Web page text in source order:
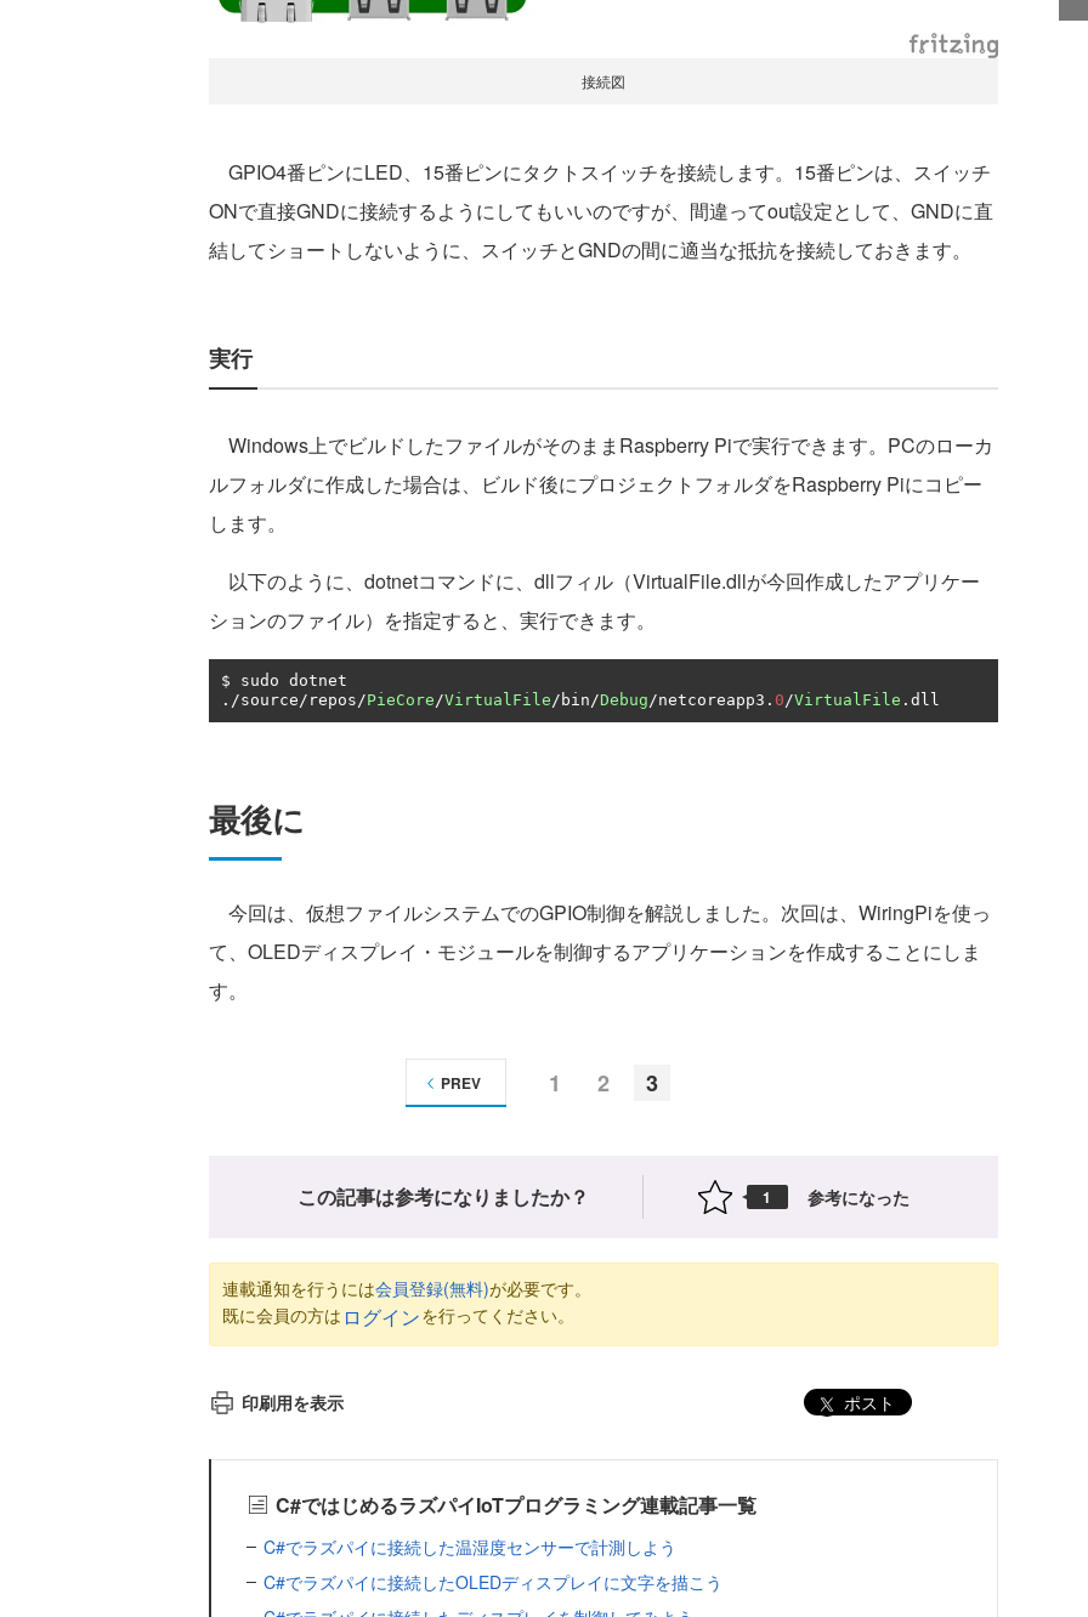
接続図
GPIO4番ピンにLED、15番ピンにタクトスイッチを接続します。15番ピンは、スイッチ
ONで直接GNDに接続するようにしてもいいのですが、間違ってout設定として、GNDに直
結してショートしないように、スイッチとGNDの間に適当な抵抗を接続しておきます。
実行
Windows上でビルドしたファイルがそのままRaspberry Piで実行できます。PCのローカ
ルフォルダに作成した場合は、ビルド後にプロジェクトフォルダをRaspberry Piにコピー
します。
以下のように、dotnetコマンドに、dllフィル（VirtualFile.dllが今回作成したアプリケー
ションのファイル）を指定すると、実行できます。
./source/ repos/PieCore/VirtualFile/ bin/Debug/netcoreapp3 . 0/VirtualFile . dll
最後に
今回は、仮想ファイルシステムでのGPIO制御を解説しました。次回は、WiringPiを使っ
て、OLEDディスプレイ・モジュールを制御するアプリケーションを作成することにしま
す。
1 2 3
PREV
この記事は参考になりましたか？ 1 参考になった
連載通知を行うには会員登録(無料)が必要です。
既に会員の方は ログインを行ってください。
印刷用を表示 ポスト
C#ではじめるラズパイIoTプログラミング連載記事一覧
C#でラズパイに接続した温湿度センサーで計測しよう
C#でラズパイに接続したOLEDディスプレイに文字を描こう